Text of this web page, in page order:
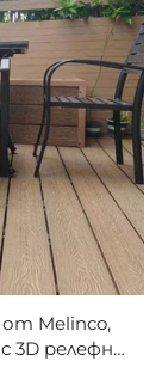
Melinco,
3D релефни